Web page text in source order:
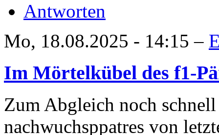
Antworten
Mo, 18.08.2025 - 14:15 –
Im Mörtelkübel des f1-
Zum Abgleich noch
nachwuchsppatres von